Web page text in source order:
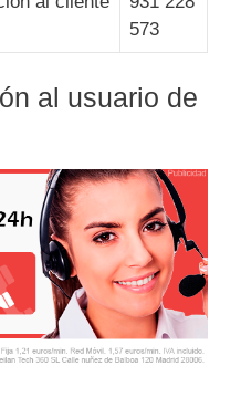
573
al usuario de